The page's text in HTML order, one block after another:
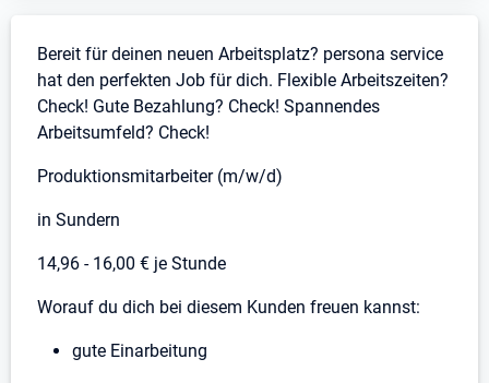
Stellenbeschreibung
Bereit für deinen neuen Arbeitsplatz? persona service
hat den perfekten Job für dich. Flexible Arbeitszeiten?
Check! Gute Bezahlung? Check! Spannendes
Arbeitsumfeld? Check!
Produktionsmitarbeiter (m/w/d)
in Sundern
14,96 - 16,00 € je Stunde
Worauf du dich bei diesem Kunden freuen kannst:
gute Einarbeitung